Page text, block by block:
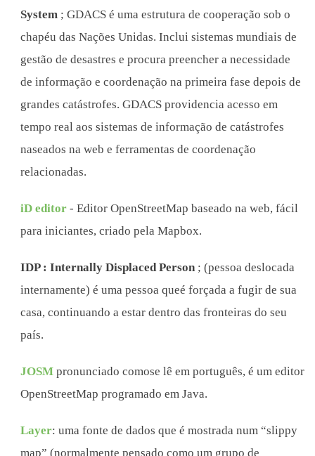
System ; GDACS é uma estrutura de cooperação sob o
chapéu das Nações Unidas. Inclui sistemas mundiais de
gestão de desastres e procura preencher a necessidade
de informação e coordenação na primeira fase depois de
grandes catástrofes. GDACS providencia acesso em
tempo real aos sistemas de informação de catástrofes
naseados na web e ferramentas de coordenação
relacionadas.
iD editor - Editor OpenStreetMap baseado na web, fácil
para iniciantes, criado pela Mapbox.
IDP : Internally Displaced Person ; (pessoa deslocada
internamente) é uma pessoa queé forçada a fugir de sua
casa, continuando a estar dentro das fronteiras do seu
país.
JOSM pronunciado comose lê em português, é um editor
OpenStreetMap programado em Java.
Layer: uma fonte de dados que é mostrada num “slippy
map” (normalmente pensado como um grupo de